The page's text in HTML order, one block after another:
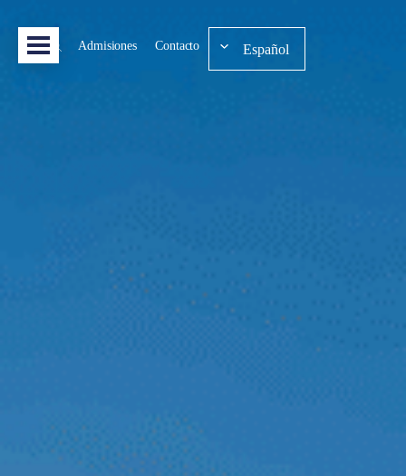
Admisiones Contacto Español